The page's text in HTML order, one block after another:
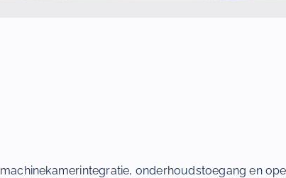
machinekamerintegratie, onderhoudstoegang en